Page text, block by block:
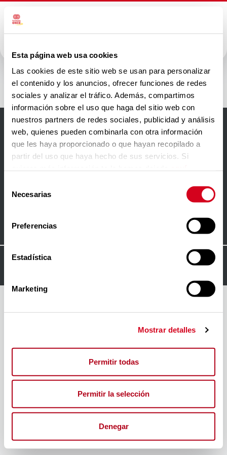
Esta página web usa cookies
Las cookies de este sitio web se usan para personalizar
el contenido y los anuncios, ofrecer funciones de redes
sociales y analizar el tráfico. Además, compartimos
información sobre el uso que haga del sitio web con
nuestros partners de redes sociales, publicidad y análisis
web, quienes pueden combinarla con otra información
que les haya proporcionado o que hayan recopilado a
partir del uso que haya hecho de sus servicios. Si
Necesarias
Preferencias
Estadística
Marketing
Mostrar detalles
Permitir todas
Permitir la selección
Denegar
Madison
Aviso Legal
Política de cookies
© 2024FORO INSERTA RESPONSABLE